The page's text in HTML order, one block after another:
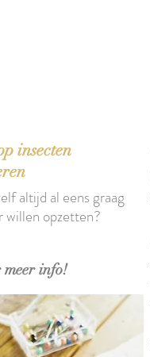
insecten
info!
altijd al eens graag
willen opzetten?